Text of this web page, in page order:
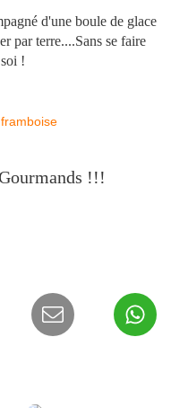
d'une boule de glace
par terre....Sans se faire
!
!!!